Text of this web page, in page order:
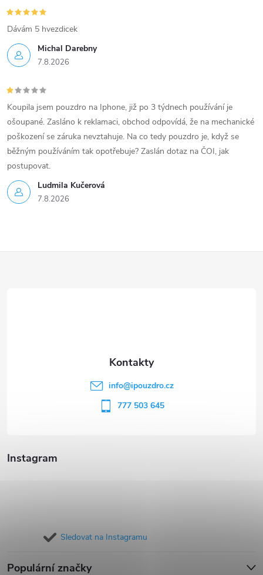
Michal Darebny
7.8.2026
Dávám 5 hvezdicek
Ludmila Kučerová
7.8.2026
Koupila jsem pouzdro na Iphone, již po 3 týdnech používání je
ošoupané. Zasláno k reklamaci, obchod odpovídá, že na mechanické
poškození se záruka nevztahuje. Na co tedy pouzdro je, když se
běžným používáním tak opotřebuje? Zaslán dotaz na ČOI, jak
postupovat.
Instagram
Sledovat na Instagramu
Populární značky
info@ipouzdro.cz
777 503 645